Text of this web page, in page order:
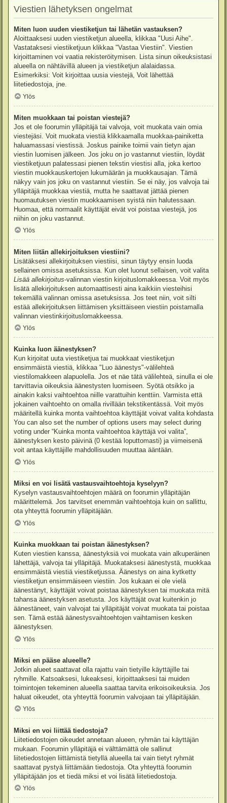
Viestien lähetyksen ongelmat
Miten luon uuden viestiketjun tai lähetän vastauksen?
Aloittaaksesi uuden viestiketjun alueella, klikkaa "Uusi Aihe".
Vastataksesi viestiketjuun klikkaa "Vastaa Viestiin". Viestien
kirjoittaminen voi vaatia rekisteröitymisen. Lista sinun oikeuksistasi
alueella on nähtävillä alueen ja viestiketjun alalaidassa.
Esimerkiksi: Voit kirjoittaa uusia viestejä, Voit lähettää
liitetiedostoja, jne.
Ylös
Miten muokkaan tai poistan viestejä?
Jos et ole foorumin ylläpitäjä tai valvoja, voit muokata vain omia
viestejäsi. Voit muokata viestiä klikkaamalla muokkaa-painiketta
haluamassasi viestissä. Joskus painike toimii vain tietyn ajan
viestin luomisen jälkeen. Jos joku on jo vastannut viestiin, löydät
viestiketjuun palatessasi pienen tekstin viestisi alla, joka kertoo
viestin muokkauskertojen lukumäärän ja muokkausajan. Tämä
näkyy vain jos joku on vastannut viestiin. Se ei näy, jos valvoja tai
ylläpitäjä muokkaa viestiä, mutta he saattavat jättää pienen
huomautuksen viestin muokkaamisen syistä niin halutessaan.
Huomaa, että normaalit käyttäjät eivät voi poistaa viestejä, jos
niihin on joku vastannut.
Ylös
Miten liitän allekirjoituksen viestiini?
Lisätäksesi allekirjoituksen viestiisi, sinun täytyy ensin luoda
sellainen omissa asetuksissa. Kun olet luonut sellaisen, voit valita
Lisää allekirjoitus-valinnan viestin kirjoituslomakkeessa. Voit myös
lisätä allekirjoituksen automaattisesti aina kaikkiin viesteihisi
tekemällä valinnan omissa asetuksissa. Jos teet niin, voit silti
estää allekirjoituksen liittämisen yksittäiseen viestiin poistamalla
valinnan viestinkirjoituslomakkeessa.
Ylös
Kuinka luon äänestyksen?
Kun kirjoitat uuta viestiketjua tai muokkaat viestiketjun
ensimmäistä viestiä, klikkaa "Luo äänestys"-välilehteä
viestilomakkeen alapuolella. Jos et näe tätä välilehteä, sinulla ei ole
tarvittavia oikeuksia äänestysten luomiseen. Syötä otsikko ja
ainakin kaksi vaihtoehtoa niille varattuihin kenttiin. Varmista että
jokainen vaihtoehto on omalla rivillään tekstikentässä. Voit myös
määritellä kuinka monta vaihtoehtoa käyttäjät voivat valita kohdasta
You can also set the number of options users may select during
voting under “Kuinka monta vaihtoehtoa käyttäjä voi valita”,
äänestyksen kesto päivinä (0 kestää loputtomasti) ja viimeisenä
voit antaa käyttäjille mahdollisuuden muuttaa ääntään.
Ylös
Miksi en voi lisätä vastausvaihtoehtoja kyselyyn?
Kyselyn vastausvaihtoehtojen määrä on foorumin ylläpitäjän
määrittelemä. Jos tarvitset enemmän vaihtoehtoja kuin on sallittu,
ota yhteyttä foorumin ylläpitäjään.
Ylös
Kuinka muokkaan tai poistan äänestyksen?
Kuten viestien kanssa, äänestyksiä voi muokata vain alkuperäinen
lähettäjä, valvoja tai ylläpitäjä. Muokataksesi äänestystä, muokkaa
ensimmäistä viestiä viestiketjussa. Äänestys on aina kytketty
viestiketjun ensimmäiseen viestiin. Jos kukaan ei ole vielä
äänestänyt, käyttäjät voivat poistaa äänestyksen tai muokata mitä
tahansa äänestyksen asetusta. Jos käyttäjät ovat kuitenkin jo
äänestäneet, vain valvojat tai ylläpitäjät voivat muokata tai poistaa
sen. Tämä estää äänestysvaihtoehtojen vaihtamisen kesken
äänestyksen.
Ylös
Miksi en pääse alueelle?
Jotkin alueet saattavat olla rajattu vain tietyille käyttäjille tai
ryhmille. Katsoaksesi, lukeaksesi, kirjoittaaksesi tai muiden
toimintojen tekeminen alueella saattaa tarvita erikoisoikeuksia. Jos
haluat oikeudet, ota yhteyttä foorumin valvojaan tai ylläpitäjään.
Ylös
Miksi en voi liittää tiedostoja?
Liitetiedostojen oikeudet annetaan alueen, ryhmän tai käyttäjän
mukaan. Foorumin ylläpitäjä ei välttämättä ole sallinut
liitetiedostojen liittämistä tietyllä alueella tai vain tietyt ryhmät
saattavat pystyä liittämään tiedostoja. Ota yhteyttä foorumin
ylläpitäjään jos et tiedä miksi et voi lisätä liitetiedostoja.
Ylös